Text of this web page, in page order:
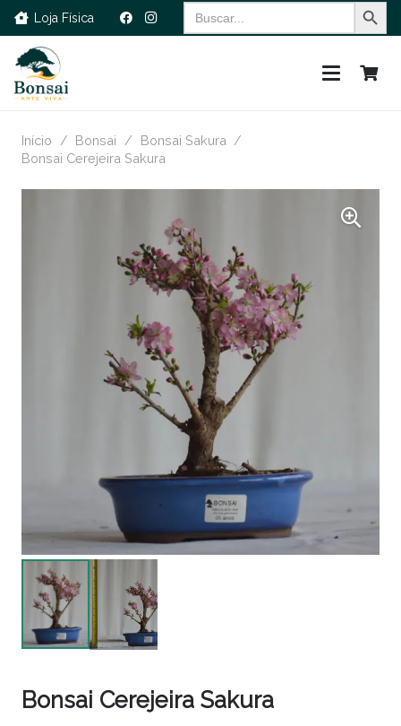
Loja Física
Search
for:
Início / Bonsai / Bonsai Sakura /
Bonsai Cerejeira Sakura
Bonsai Cerejeira Sakura